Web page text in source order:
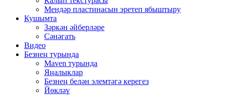
Мендәр пластинасын эретеп ябыштыру
Кушымта
Зәркән әйберләре
Сәнәгать
Видео
Безнең турында
Maven турында
Яңалыклар
Безнең белән элемтәгә керегез
Йөкләү